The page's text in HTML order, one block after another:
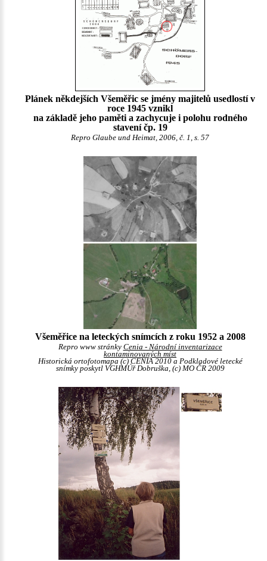
Plánek někdejších Všeměřic se jmény majitelů usedlostí v
roce 1945 vznikl
na základě jeho paměti a zachycuje i polohu rodného
stavení čp. 19
Repro Glaube und Heimat, 2006, č. 1, s. 57
Všeměřice na leteckých snímcích z roku 1952 a 2008
Repro www stránky Cenia - Národní inventarizace
kontaminovaných míst
Historická ortofotomapa (c) CENIA 2010 a Podkladové letecké
snímky poskytl VGHMÚř Dobruška, (c) MO ČR 2009